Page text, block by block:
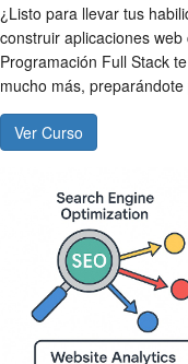
¿Listo para llevar tus
construir aplicaciones
Programación Full Stack
mucho más,
Ver Curso